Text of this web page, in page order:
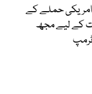
امریکی حملے کے
کے لیے مجھ